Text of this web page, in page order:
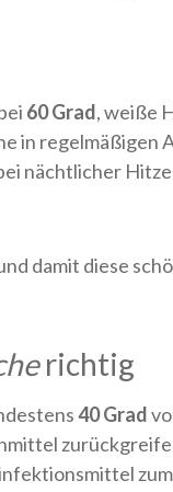
60 Grad, weiße
regelmäßigen
nächtlicher
damit diese
richtig
40 Grad